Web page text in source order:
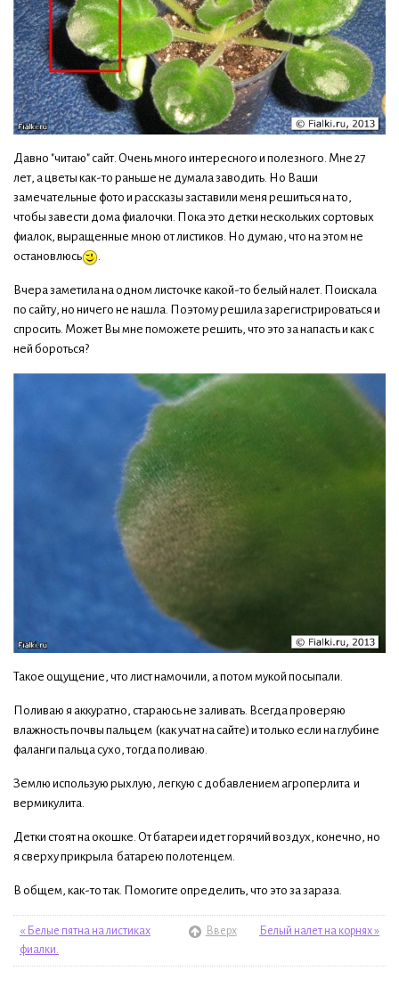
Давно "читаю" сайт. Очень много интересного и полезного. Мне 27
лет, а цветы как-то раньше не думала заводить. Но Ваши
замечательные фото и рассказы заставили меня решиться на то,
чтобы завести дома фиалочки. Пока это детки нескольких сортовых
фиалок, выращенные мною от листиков. Но думаю, что на этом не
остановлюсь
.
Вчера заметила на одном листочке какой-то белый налет. Поискала
по сайту, но ничего не нашла. Поэтому решила зарегистрироваться и
спросить. Может Вы мне поможете решить, что это за напасть и как с
ней бороться?
Такое ощущение, что лист намочили, а потом мукой посыпали.
Поливаю я аккуратно, стараюсь не заливать. Всегда проверяю
влажность почвы пальцем (как учат на сайте) и только если на глубине
фаланги пальца сухо, тогда поливаю.
Землю использую рыхлую, легкую с добавлением агроперлита и
вермикулита.
Детки стоят на окошке. От батареи идет горячий воздух, конечно, но
я сверху прикрыла батарею полотенцем.
В общем, как-то так. Помогите определить, что это за зараза.
« Белые пятна на листиках
фиалки.
Вверх Белый налет на корнях »